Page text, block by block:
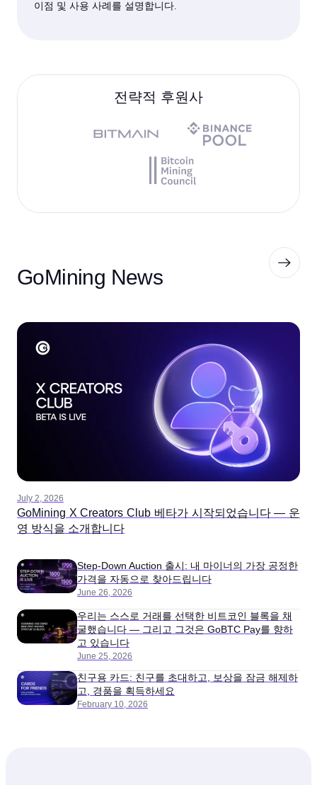
이점 및 사용 사례를 설명합니다.
전략적 후원사
GoMining News
July 2, 2026
GoMining X Creators Club 베타가 시작되었습니다 — 운
영 방식을 소개합니다
June 26, 2026
Step-Down Auction 출시: 내 마이너의 가장 공정한
가격을 자동으로 찾아드립니다
June 25, 2026
우리는 스스로 거래를 선택한 비트코인 블록을 채
굴했습니다 — 그리고 그것은 GoBTC Pay를 향하
고 있습니다
February 10, 2026
친구용 카드: 친구를 초대하고, 보상을 잠금 해제하
고, 경품을 획득하세요